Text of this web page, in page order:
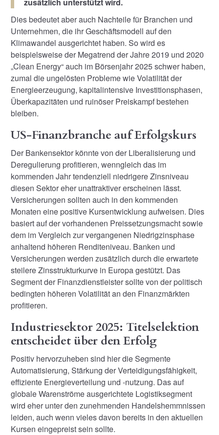
Dies bedeutet aber auch Nachteile für Branchen und
Unternehmen, die ihr Geschäftsmodell auf den
Klimawandel ausgerichtet haben. So wird es
beispielsweise der Megatrend der Jahre 2019 und 2020
„Clean Energy“ auch im Börsenjahr 2025 schwer haben,
zumal die ungelösten Probleme wie Volatilität der
Energieerzeugung, kapitalintensive Investitionsphasen,
Überkapazitäten und ruinöser Preiskampf bestehen
bleiben.
US-Finanzbranche auf Erfolgskurs
Der Bankensektor könnte von der Liberalisierung und
Deregulierung profitieren, wenngleich das im
kommenden Jahr tendenziell niedrigere Zinsniveau
diesen Sektor eher unattraktiver erscheinen lässt.
Versicherungen sollten auch in den kommenden
Monaten eine positive Kursentwicklung aufweisen. Dies
basiert auf der vorhandenen Preissetzungsmacht sowie
dem im Vergleich zur vergangenen Niedrigzinsphase
anhaltend höheren Renditeniveau. Banken und
Versicherungen werden zusätzlich durch die erwartete
steilere Zinsstrukturkurve in Europa gestützt. Das
Segment der Finanzdienstleister sollte von der politisch
bedingten höheren Volatilität an den Finanzmärkten
profitieren.
Industriesektor 2025: Titelselektion
entscheidet über den Erfolg
Positiv hervorzuheben sind hier die Segmente
Automatisierung, Stärkung der Verteidigungsfähigkeit,
effiziente Energieverteilung und -nutzung. Das auf
globale Warenströme ausgerichtete Logistiksegment
wird eher unter den zunehmenden Handelshemmnissen
leiden, auch wenn vieles davon bereits in den aktuellen
Kursen eingepreist sein sollte.